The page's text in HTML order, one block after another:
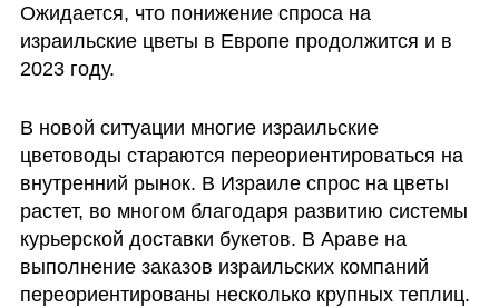
Ожидается, что понижение спроса на
израильские цветы в Европе продолжится и в
2023 году.
В новой ситуации многие израильские
цветоводы стараются переориентироваться на
внутренний рынок. В Израиле спрос на цветы
растет, во многом благодаря развитию системы
курьерской доставки букетов. В Араве на
выполнение заказов израильских компаний
переориентированы несколько крупных теплиц.